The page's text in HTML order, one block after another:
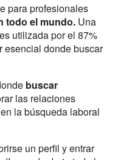
para profesionales
todo el mundo.Una
utilizada por el 87%
esencial donde buscar
buscar
las relaciones
la búsqueda laboral
un perfil y entrar